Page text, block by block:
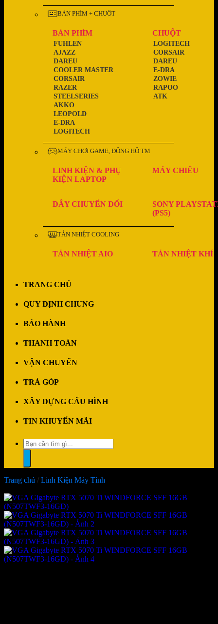
BÀN PHÍM + CHUỘT
BÀN PHÍM
LOGITECH
E-DRA
LEOPOLD
AKKO
STEELSERIES
RAZER
CORSAIR
COOLER MASTER
DAREU
AJAZZ
FUHLEN
CHUỘT
ATK
RAPOO
ZOWIE
E-DRA
DAREU
CORSAIR
LOGITECH
MÁY CHƠI GAME, ĐỒNG HỒ TM
LINH KIỆN & PHỤ
KIỆN LAPTOP
MÁY CHIẾU
DÂY CHUYỂN ĐỔI
SONY
(PS5)
TẢN NHIỆT COOLING
TẢN NHIỆT AIO TẢN NHIỆT KHÍ
TRANG CHỦ
QUY ĐỊNH CHUNG
BẢO HÀNH
THANH TOÁN
VẬN CHUYỂN
TRẢ GÓP
XÂY DỰNG CẤU HÌNH
TIN KHUYẾN MÃI
Tìm
kiếm:
Trang chủ / Linh Kiện Máy Tính